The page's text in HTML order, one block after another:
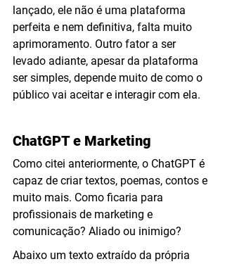
lançado, ele não é uma plataforma
perfeita e nem definitiva, falta muito
aprimoramento. Outro fator a ser
levado adiante, apesar da plataforma
ser simples, depende muito de como o
público vai aceitar e interagir com ela.
ChatGPT e Marketing
Como citei anteriormente, o ChatGPT é
capaz de criar textos, poemas, contos e
muito mais. Como ficaria para
profissionais de marketing e
comunicação? Aliado ou inimigo?
Abaixo um texto extraído da própria